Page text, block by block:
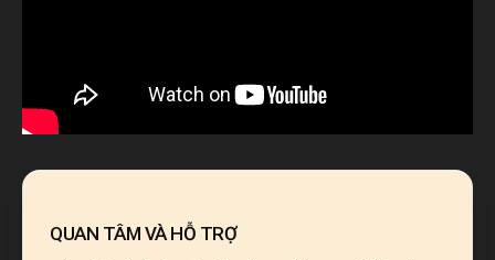
QUAN TÂM VÀ HỖ TRỢ